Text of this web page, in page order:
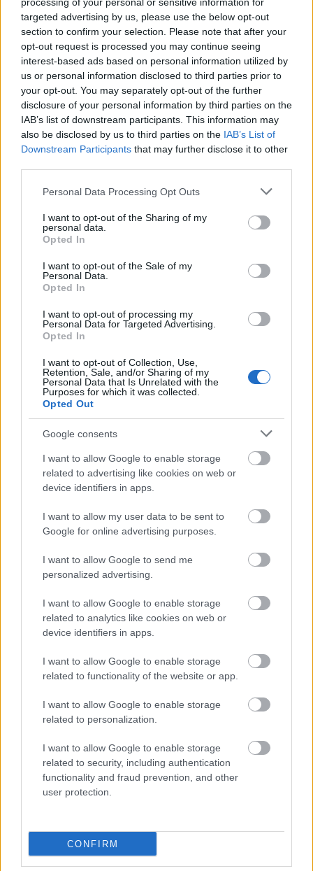
targeted advertising by us, please use the below opt-out
section to confirm your selection. Please note that after your
opt-out request is processed you may continue seeing
interest-based ads based on personal information utilized by
us or personal information disclosed to third parties prior to
your opt-out. You may separately opt-out of the further
disclosure of your personal information by third parties on the
IAB’s list of downstream participants. This information may
also be disclosed by us to third parties on the IAB’s List of
Downstream Participants that may further disclose it to other
Please note that this website/app uses one or more Google
not limited to your visit or usage behaviour. You may click to
grant or deny consent to Google and its third-party tags to
use your data for below specified purposes in below Google
consent section.
Personal Data Processing Opt Outs
I want to opt-out of the Sharing of my
personal data.
Opted In
I want to opt-out of the Sale of my
Personal Data.
Opted In
I want to opt-out of processing my
Personal Data for Targeted Advertising.
Opted In
I want to opt-out of Collection, Use,
Retention, Sale, and/or Sharing of my
Personal Data that Is Unrelated with the
Purposes for which it was collected.
Opted Out
Google consents
I want to allow Google to enable storage
related to advertising like cookies on web or
device identifiers in apps.
I want to allow my user data to be sent to
Google for online advertising purposes.
I want to allow Google to send me
personalized advertising.
I want to allow Google to enable storage
related to analytics like cookies on web or
device identifiers in apps.
I want to allow Google to enable storage
related to functionality of the website or app.
I want to allow Google to enable storage
related to personalization.
I want to allow Google to enable storage
related to security, including authentication
functionality and fraud prevention, and other
user protection.
CONFIRM
El 11 ideal de la jornada 22: el Betis sigue imparable
El Betis continúa con su gran
Espanyol por 1-4. Tres jugadores
verdiblancos están presentes en el
once ideal de la jornada 22 de
Comunio, entre ellos Borja
Iglesias, el MVP de esta nueva
fecha del campeonato junto a
David García de Osasuna.
Rayo: Lainez puede llegar cedido
El Rayo no se quedará quieto en el mercado invernal. Iraola
ha pedido al club el fichaje de un extremo por la lesión de
Lainez (Betis) llegue cedido hasta final de temporada. Así lo
afirma laCadena Ser
El mexicano tan sólo ha disputado 80 minutos con el Betis
en toda la temporada y desde el club verdiblanco verían con
Mallorca: interés en Milik; batalla con el Cádiz por
El Mallorca reforzará su plantilla este mercado con el
objetivo de la crisis de resultados que le han metido de
lleno en la lucha por no bajar a Segunda. Uno de los
nombres que se ha vinculado con la entidad balear en los
Olympique de Marsella.
titularidad en el conjunto francés y según apuntaL’Equipe
Mallorca, Sevilla y Juventus han hecho ofertas para hacerse
con sus servicios en calidad de cedido. Las tres han sido
rechazadas.
Además,OK Diarioinforma del interés balear en Simone
Zaza, pero no es el único club de LaLiga que pretende al
jugador del Torino. El Cádiz se ha sumado a la puja, así
Mallorca quiere fichar también un lateral derecho en este
periodo de traspasos y el favorito es Ander Capa.
Perdedores de la jornada 22: ¿Vender o mantener?
Mal rendimiento, pérdida de la
Computer o mantener?